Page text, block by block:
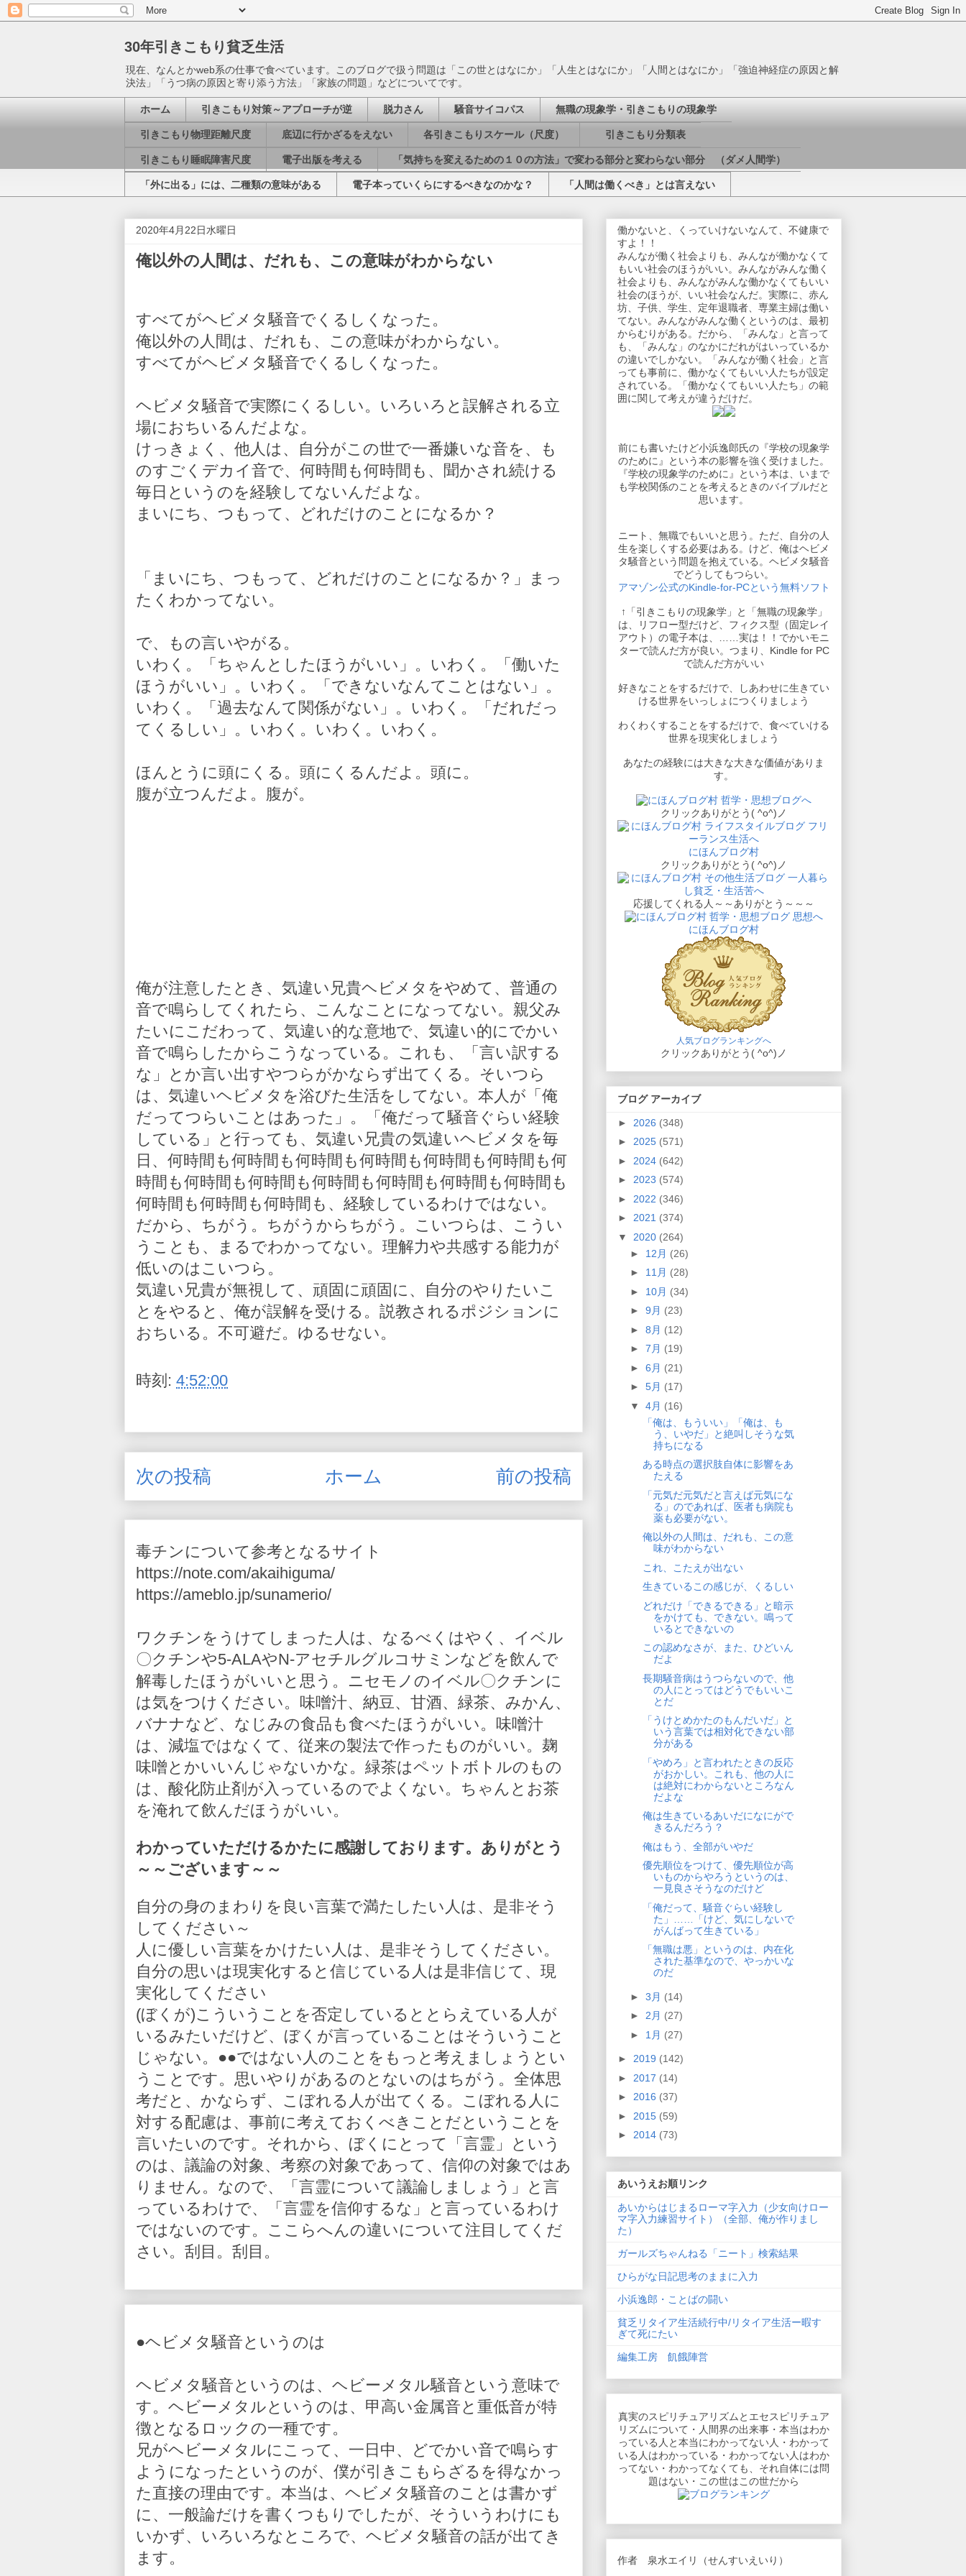
30年引きこもり貧乏生活
現在、なんとかweb系の仕事で食べています。このブログで扱う問題は「この世とはなにか」「人生とはなにか」「人間とはなにか」「強迫神経症の原因と解
決法」「うつ病の原因と寄り添う方法」「家族の問題」などについてです。
ホーム 引きこもり対策～アプローチが逆 脱力さん 騒音サイコパス 無職の現象学・引きこもりの現象学
引きこもり物理距離尺度 底辺に行かざるをえない 各引きこもりスケール（尺度） 引きこもり分類表
引きこもり睡眠障害尺度 電子出版を考える 「気持ちを変えるための１０の方法」で変わる部分と変わらない部分 （ダメ人間学）
「外に出る」には、二種類の意味がある 電子本っていくらにするべきなのかな？ 「人間は働くべき」とは言えない
2020年4月22日水曜日
俺以外の人間は、だれも、この意味がわからない
すべてがヘビメタ騒音でくるしくなった。
俺以外の人間は、だれも、この意味がわからない。
すべてがヘビメタ騒音でくるしくなった。
ヘビメタ騒音で実際にくるしい。いろいろと誤解される立
場におちいるんだよな。
けっきょく、他人は、自分がこの世で一番嫌いな音を、も
のすごくデカイ音で、何時間も何時間も、聞かされ続ける
毎日というのを経験してないんだよな。
まいにち、つもって、どれだけのことになるか？
「まいにち、つもって、どれだけのことになるか？」まっ
たくわかってない。
で、もの言いやがる。
いわく。「ちゃんとしたほうがいい」。いわく。「働いた
ほうがいい」。いわく。「できないなんてことはない」。
いわく。「過去なんて関係がない」。いわく。「だれだっ
てくるしい」。いわく。いわく。いわく。
ほんとうに頭にくる。頭にくるんだよ。頭に。
腹が立つんだよ。腹が。
俺が注意したとき、気違い兄貴ヘビメタをやめて、普通の
音で鳴らしてくれたら、こんなことになってない。親父み
たいにこだわって、気違い的な意地で、気違い的にでかい
音で鳴らしたからこうなっている。これも、「言い訳する
な」とか言い出すやつらがかならず出てくる。そいつら
は、気違いヘビメタを浴びた生活をしてない。本人が「俺
だってつらいことはあった」。「俺だって騒音ぐらい経験
している」と行っても、気違い兄貴の気違いヘビメタを毎
日、何時間も何時間も何時間も何時間も何時間も何時間も何
時間も何時間も何時間も何時間も何時間も何時間も何時間も
何時間も何時間も何時間も、経験しているわけではない。
だから、ちがう。ちがうからちがう。こいつらは、こうい
うことも、まるでわかってない。理解力や共感する能力が
低いのはこいつら。
気違い兄貴が無視して、頑固に頑固に、自分のやりたいこ
とをやると、俺が誤解を受ける。説教されるポジションに
おちいる。不可避だ。ゆるせない。
時刻: 4:52:00
次の投稿 前の投稿
ホーム
毒チンについて参考となるサイト
https://note.com/akaihiguma/
https://ameblo.jp/sunamerio/
ワクチンをうけてしまった人は、なるべくはやく、イベル
〇クチンや5-ALAやN-アセチルグルコサミンなどを飲んで
解毒したほうがいいと思う。ニセモノのイベル〇クチンに
は気をつけください。味噌汁、納豆、甘酒、緑茶、みかん、
バナナなど、なじみの食品も食べたほうがいい。味噌汁
は、減塩ではなくて、従来の製法で作ったものがいい。麹
味噌とかいいんじゃないかな。緑茶はペットボトルのもの
は、酸化防止剤が入っているのでよくない。ちゃんとお茶
を淹れて飲んだほうがいい。
わかっていただけるかたに感謝しております。ありがとう
～～ございます～～
自分の身のまわりを良い言葉で満たしたい人は、是非そう
してください～
人に優しい言葉をかけたい人は、是非そうしてください。
自分の思いは現実化すると信じている人は是非信じて、現
実化してください
(ぼくが)こういうことを否定しているととらえている人が
いるみたいだけど、ぼくが言っていることはそういうこと
じゃない。●●ではない人のことをもっと考えましょうとい
うことです。思いやりがあるのとないのはちがう。全体思
考だと、かならず、こぼれる人が出てくる。こぼれる人に
対する配慮は、事前に考えておくべきことだということを
言いたいのです。それから、ぼくにとって「言霊」という
のは、議論の対象、考察の対象であって、信仰の対象ではあ
りません。なので、「言霊について議論しましょう」と言
っているわけで、「言霊を信仰するな」と言っているわけ
ではないのです。ここらへんの違いについて注目してくだ
さい。刮目。刮目。
●ヘビメタ騒音というのは
ヘビメタ騒音というのは、ヘビーメタル騒音という意味で
す。ヘビーメタルというのは、甲高い金属音と重低音が特
徴となるロックの一種です。
兄がヘビーメタルにこって、一日中、どでかい音で鳴らす
ようになったというのが、僕が引きこもらざるを得なかっ
た直接の理由です。本当は、ヘビメタ騒音のことは書かず
に、一般論だけを書くつもりでしたが、そういうわけにも
いかず、いろいろなところで、ヘビメタ騒音の話が出てき
ます。
働かないと、くっていけないなんて、不健康で
すよ！！
みんなが働く社会よりも、みんなが働かなくて
もいい社会のほうがいい。みんながみんな働く
社会よりも、みんながみんな働かなくてもいい
社会のほうが、いい社会なんだ。実際に、赤ん
坊、子供、学生、定年退職者、専業主婦は働い
てない。みんながみんな働くというのは、最初
からむりがある。だから、「みんな」と言って
も、「みんな」のなかにだれがはいっているか
の違いでしかない。「みんなが働く社会」と言
っても事前に、働かなくてもいい人たちが設定
されている。「働かなくてもいい人たち」の範
囲に関して考えが違うだけだ。
前にも書いたけど小浜逸郎氏の『学校の現象学
のために』という本の影響を強く受けました。
『学校の現象学のために』という本は、いまで
も学校関係のことを考えるときのバイブルだと
思います。
ニート、無職でもいいと思う。ただ、自分の人
生を楽しくする必要はある。けど、俺はヘビメ
タ騒音という問題を抱えている。ヘビメタ騒音
でどうしてもつらい。
アマゾン公式のKindle-for-PCという無料ソフト
↑「引きこもりの現象学」と「無職の現象学」
は、リフロー型だけど、フィクス型（固定レイ
アウト）の電子本は、……実は！！でかいモニ
ターで読んだ方が良い。つまり、Kindle for PC
で読んだ方がいい
好きなことをするだけで、しあわせに生きてい
ける世界をいっしょにつくりましょう
わくわくすることをするだけで、食べていける
世界を現実化しましょう
あなたの経験には大きな大きな価値がありま
す。
クリックありがとう( ^o^)ノ
にほんブログ村
クリックありがとう( ^o^)ノ
応援してくれる人～～ありがとう～～～
にほんブログ村
人気ブログランキングへ
クリックありがとう( ^o^)ノ
ブログ アーカイブ
► 2026 (348)
► 2025 (571)
► 2024 (642)
► 2023 (574)
► 2022 (346)
► 2021 (374)
▼ 2020 (264)
► 12月 (26)
► 11月 (28)
► 10月 (34)
► 9月 (23)
► 8月 (12)
► 7月 (19)
► 6月 (21)
► 5月 (17)
▼ 4月 (16)
「俺は、もういい」「俺は、も
う、いやだ」と絶叫しそうな気
持ちになる
ある時点の選択肢自体に影響をあ
たえる
「元気だ元気だと言えば元気にな
る」のであれば、医者も病院も
薬も必要がない。
俺以外の人間は、だれも、この意
味がわからない
これ、こたえが出ない
生きているこの感じが、くるしい
どれだけ「できるできる」と暗示
をかけても、できない。鳴って
いるとできないの
この認めなさが、また、ひどいん
だよ
長期騒音病はうつらないので、他
の人にとってはどうでもいいこ
とだ
「うけとめかたのもんだいだ」と
いう言葉では相対化できない部
分がある
「やめろ」と言われたときの反応
がおかしい。これも、他の人に
は絶対にわからないところなん
だよな
俺は生きているあいだになにがで
きるんだろう？
俺はもう、全部がいやだ
優先順位をつけて、優先順位が高
いものからやろうというのは、
一見良さそうなのだけど
「俺だって、騒音ぐらい経験し
た」……「けど、気にしないで
がんばって生きている」
「無職は悪」というのは、内在化
された基準なので、やっかいな
のだ
► 3月 (14)
► 2月 (27)
► 1月 (27)
► 2019 (142)
► 2017 (14)
► 2016 (37)
► 2015 (59)
► 2014 (73)
あいうえお順リンク
あいからはじまるローマ字入力（少女向けロー
マ字入力練習サイト）（全部、俺が作りまし
た）
ガールズちゃんねる「ニート」検索結果
ひらがな日記思考のままに入力
小浜逸郎・ことばの闘い
貧乏リタイア生活続行中/リタイア生活ー暇す
ぎて死にたい
編集工房 飢餓陣営
真実のスピリチュアリズムとエセスピリチュア
リズムについて・人間界の出来事・本当はわか
っている人と本当にわかってない人・わかって
いる人はわかっている・わかってない人はわか
ってない・わかってなくても、それ自体には問
題はない・この世はこの世だから
作者 泉水エイリ（せんすいえいり）